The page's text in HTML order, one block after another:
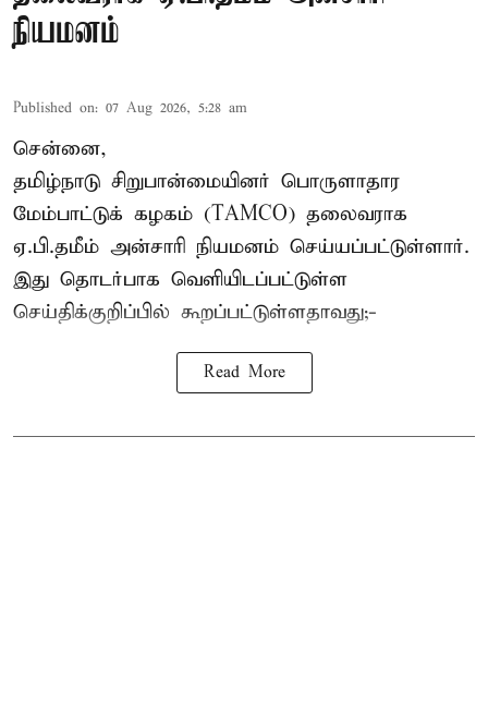
நியமனம்
Published on: 07 Aug 2026, 5:28 am
சென்னை,
தமிழ்நாடு சிறுபான்மையினர் பொருளாதார
மேம்பாட்டுக் கழகம் (TAMCO) தலைவராக
ஏ.பி.தமீம் அன்சாரி நியமனம் செய்யப்பட்டுள்ளார்.
இது தொடர்பாக வெளியிடப்பட்டுள்ள
செய்திக்குறிப்பில் கூறப்பட்டுள்ளதாவது;-
Read More